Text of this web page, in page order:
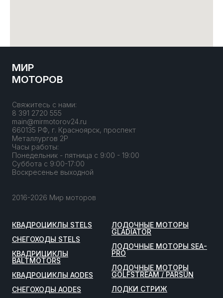
МИР
МОТОРОВ
Свяжитесь с нами:
8 391 2720 555
main@mirmotorov24.ru
660135 РФ, г. Красноярск, проспект
Металлургов 2Р
Часы работы:
Понедельник - пятница с 9:00 - 19:00
Суббота с 9:00-17:00
Воскресенье выходной
2016-2026 Мир моторов
КВАДРОЦИКЛЫ STELS
СНЕГОХОДЫ STELS
КВАДРИЦИКЛЫ
BALTMOTORS
КВАДРОЦИКЛЫ AODES
СНЕГОХОДЫ AODES
ЛОДОЧНЫЕ МОТОРЫ
GLADIATOR
ЛОДОЧНЫЕ МОТОРЫ SEA-
PRO
ЛОДОЧНЫЕ МОТОРЫ
GOLFSTREAM / PARSUN
ЛОДКИ СТРИЖ